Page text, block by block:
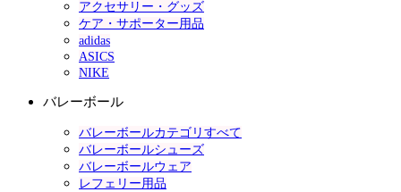
アクセサリー・グッズ
ケア・サポーター用品
adidas
ASICS
NIKE
バレーボール
バレーボールカテゴリすべて
バレーボールシューズ
バレーボールウェア
レフェリー用品